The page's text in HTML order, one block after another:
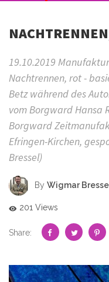
19.10.2019
Nachtrennen, rot -
Betz während des
vom Borgward Hansa
Borgward
Efringen-Kirchen,
Bressel)
By Wigmar
201 Views
Share: